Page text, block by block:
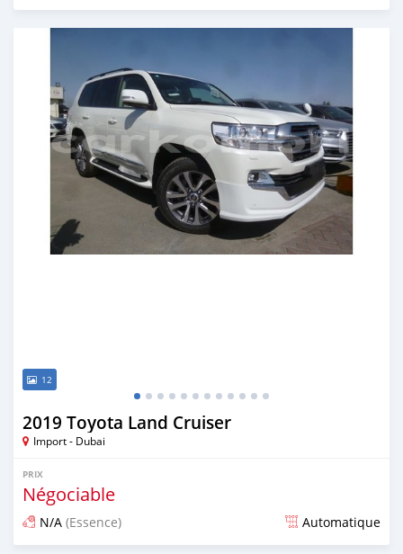
Publié il y a environ 7 ans
12
2019 Toyota Land Cruiser
Import - Dubai
PRIX
Négociable
N/A (Essence) Automatique